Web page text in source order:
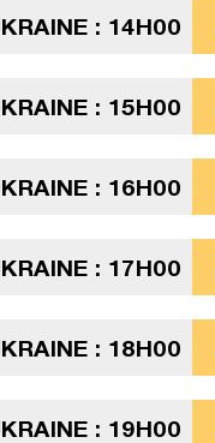
: 14H00
: 15H00
: 16H00
: 17H00
: 18H00
: 19H00